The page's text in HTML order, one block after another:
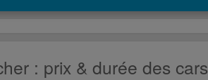
: prix & durée des cars